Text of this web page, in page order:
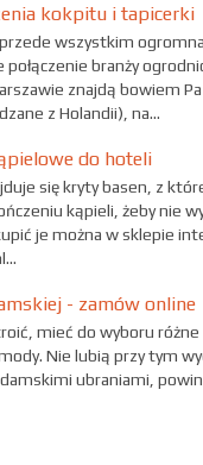
kokpitu i tapicerki
wszystkim
branży
znajdą bowiem
z Holandii), na...
do hoteli
się kryty basen, z
kąpieli, żeby nie
je można w sklepie
- zamów online
mieć do wyboru
Nie lubią przy tym
ubraniami,